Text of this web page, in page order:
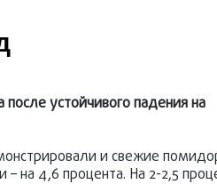
устойчивого падения на
и свежие
на 4,6 процента. На 2-2,5